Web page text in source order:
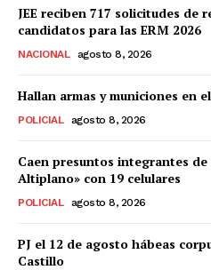
JEE reciben 717 solicitudes de
candidatos para las ERM 2026
NACIONAL agosto 8, 2026
Hallan armas y municiones en
POLICIAL agosto 8, 2026
Caen presuntos integrantes
Altiplano» con 19 celulares
POLICIAL agosto 8, 2026
PJ el 12 de agosto hábeas
Castillo